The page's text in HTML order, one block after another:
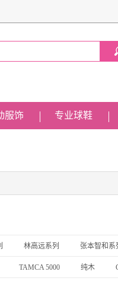
服饰 专业球鞋
林高远系列 张本智和系
TAMCA 5000 纯木